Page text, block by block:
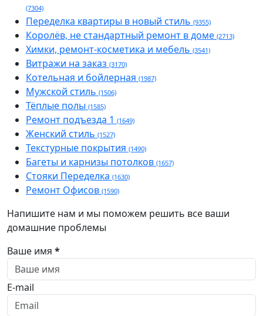
(7304)
Переделка квартиры в новый стиль (9355)
Королёв, не стандартный ремонт в доме (2713)
Химки, ремонт-косметика и мебель (3541)
Витражи на заказ (3170)
Котельная и бойлерная (1987)
Мужской стиль (1506)
Тёплые полы (1585)
Ремонт подъезда 1 (1649)
Женский стиль (1527)
Текстурные покрытия (1490)
Багеты и карнизы потолков (1657)
Стояки Переделка (1630)
Ремонт Офисов (1590)
Напишите нам и мы поможем решить все ваши
домашние проблемы
Ваше имя *
E-mail